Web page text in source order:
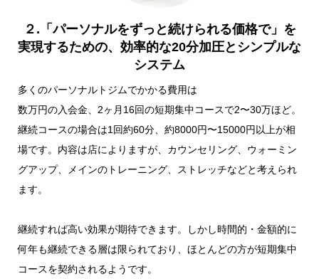
２.「パーソナルをずっと続けられる価格で」を
実現するための、効率的な20分加圧とシンプルな
システム
多くのパーソナルトジムでかかる費用は
数万円の入会金、2ヶ月16回の短期集中コースで2〜30万ほど。
継続コースの場合は1回約60分、約8000円〜15000円以上が相
場です。内容は店によりますが、カウンセリング、ウォーミン
グアップ、メインのトレーニング、ストレッチなどと考えられ
ます。
継続すれば高い効果が期待できます。しかし時間的・金額的に
何年も継続できる層は限られており、ほとんどの方が短期集中
コースを契約されるようです。